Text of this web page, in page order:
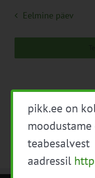
Eelmine päev
pikk.ee on
moodustame
teabesalvest
aadressil